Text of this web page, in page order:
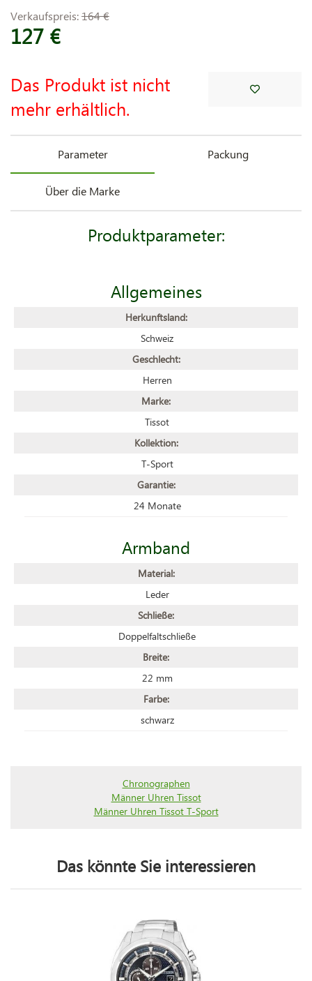
Verkaufspreis:164 €
127 €
Das Produkt ist nicht
mehr erhältlich.
Parameter Packung
Über die Marke
Produktparameter:
Allgemeines
Herkunftsland:
Schweiz
Geschlecht:
Herren
Marke:
Tissot
Kollektion:
T-Sport
Garantie:
24 Monate
Armband
Material:
Leder
Schließe:
Doppelfaltschließe
Breite:
22 mm
Farbe:
schwarz
Chronographen
Männer Uhren Tissot
Männer Uhren Tissot T-Sport
Das könnte Sie interessieren